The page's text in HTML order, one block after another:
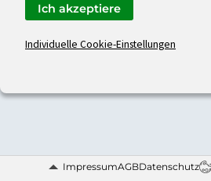
ImpressumAGBDatenschutz
Individuelle Cookie-Einstellungen
Ich akzeptiere